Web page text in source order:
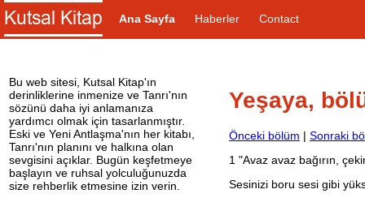
Ana Sayfa Haberler Contact
Bu web sitesi, Kutsal Kitap'ın
derinliklerine inmenize ve Tanrı'nın
sözünü daha iyi anlamanıza
yardımcı olmak için tasarlanmıştır.
Eski ve Yeni Antlaşma'nın her kitabı,
Tanrı'nın planını ve halkına olan
sevgisini açıklar. Bugün keşfetmeye
başlayın ve ruhsal yolculuğunuzda
size rehberlik etmesine izin verin.
Yeşaya,
Önceki bölüm | Sonraki
1 "Avaz avaz bağırın,
Sesinizi boru sesi gibi